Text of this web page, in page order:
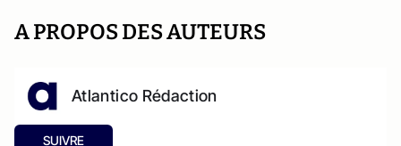
A PROPOS DES AUTEURS
Atlantico Rédaction
SUIVRE